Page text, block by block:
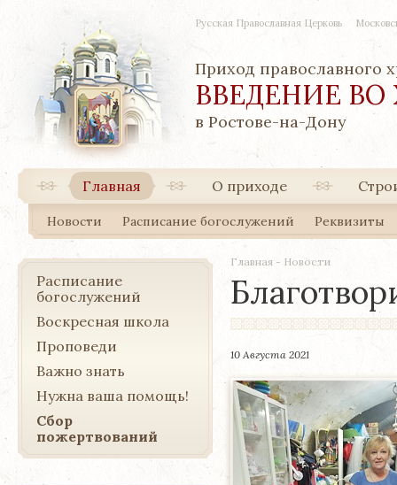
Русская Православная Церковь
Приход православного
ВВЕДЕНИЕ
в Ростове-на-Дону
Главная
Новости Расписание богослужений Реквизиты
О приходе
Главная - Новости
10 Августа 2021
Расписание
богослужений
Воскресная школа
Проповеди
Важно знать
Нужна ваша помощь!
Сбор
пожертвований